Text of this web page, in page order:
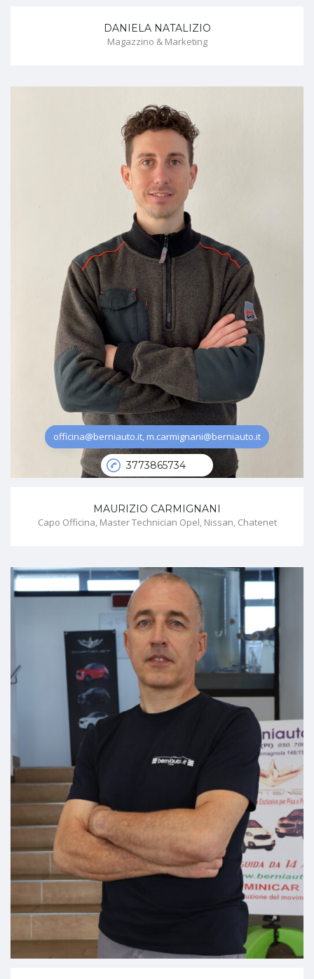
DANIELA NATALIZIO
Magazzino & Marketing
officina@berniauto.it, m.carmignani@berniauto.it
3773865734
MAURIZIO CARMIGNANI
Capo Officina, Master Technician Opel, Nissan, Chatenet